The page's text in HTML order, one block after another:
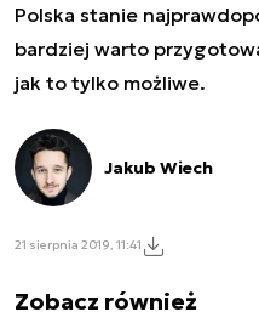
Polska stanie
bardziej warto
jak to tylko możliwe.
Jakub Wiech
21 sierpnia 2019, 11:41
Zobacz również